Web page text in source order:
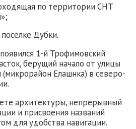
по территории СНТ
Дубки.
1-й Трофимовский
берущий начало от улицы
Елашнка) в северо-
архитектуры, непрерывный
и присвоения названий
для удобства навигации.